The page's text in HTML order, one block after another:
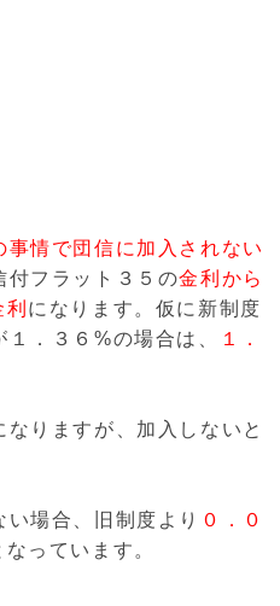
情で団信に加入されない
付フラット３５の金利から
になります。仮に新制度
．３６%の場合は、
１．
りますが、加入しないと
場合、旧制度より ０．０
なっています。